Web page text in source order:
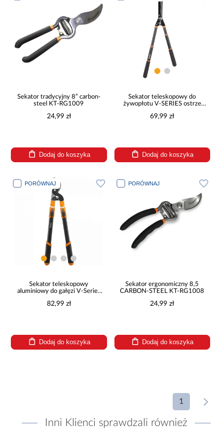
Sekator tradycyjny 8” carbon-
steel KT-RG1009
24,99 zł
Dodaj do koszyka
Sekator teleskopowy do
żywopłotu V-SERIES ostrze
69,99 zł
Dodaj do koszyka
PORÓWNAJ
Sekator teleskopowy
aluminiowy do gałęzi V-Series
82,99 zł
Dodaj do koszyka
PORÓWNAJ
Sekator ergonomiczny 8,5
CARBON-STEEL KT-RG1008
24,99 zł
Dodaj do koszyka
1
Inni Klienci sprawdzali również